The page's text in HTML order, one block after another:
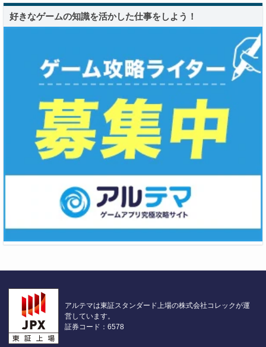
好きなゲームの知識を活かした仕事をしよう！
アルテマは東証スタンダード上場の株式会社コレックが運
営しています。
証券コード：6578